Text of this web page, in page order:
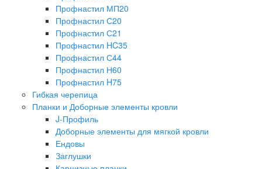
Профнастил МП20
Профнастил С20
Профнастил С21
Профнастил HC35
Профнастил С44
Профнастил Н60
Профнастил H75
Гибкая черепица
Планки и Доборные элементы кровли
J-Профиль
Доборные элементы для мягкой кровли
Ендовы
Заглушки